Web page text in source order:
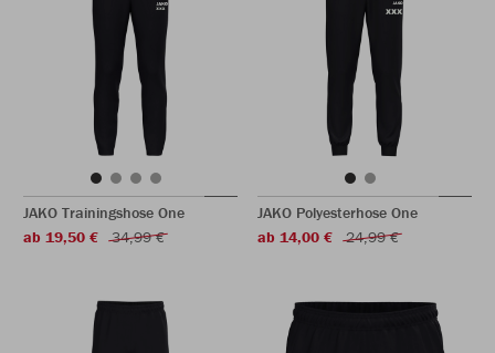
JAKO Trainingshose One
ab 19,50 €
34,99 €
JAKO Polyesterhose One
ab 14,00 €
24,99 €